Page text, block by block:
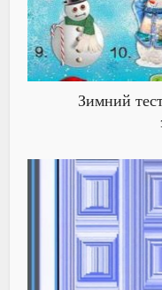
Зимний